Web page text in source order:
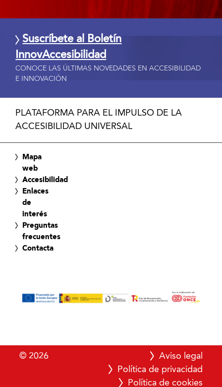
Suscríbete al Boletín
InnovAccesibilidad
CONOCE LAS ÚLTIMAS NOVEDADES EN ACCESIBILIDAD
E INNOVACIÓN
PLATAFORMA PARA EL IMPULSO DE LA
ACCESIBILIDAD UNIVERSAL
Mapa
web
Accesibilidad
Enlaces
de
interés
Preguntas
frecuentes
Contacta
© 2026
Aviso legal
Política de privacidad
Política de cookies